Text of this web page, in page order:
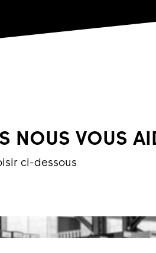
NOUS VOUS
ci-dessous